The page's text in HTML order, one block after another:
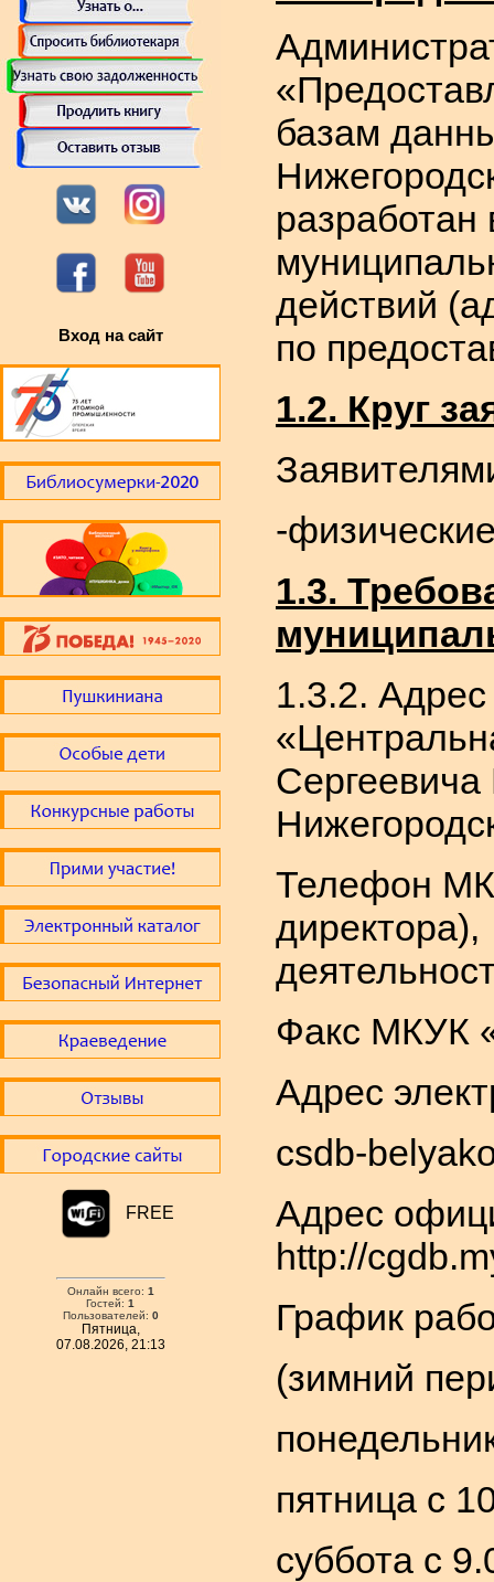
Вход на сайт
FREE
Онлайн всего: 1
Гостей: 1
Пользователей: 0
Пятница,
07.08.2026, 21:13
базам
разработан
действий
по
1.2. Круг
-
1.3.
1.3.2.
Телефон
Факс МКУК
Адрес
csdb-
Адрес
http://
График
(зимний
пятница с
суббота с